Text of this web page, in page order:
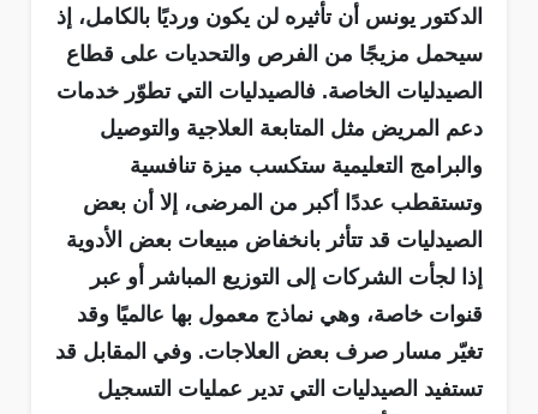
الدكتور يونس أن تأثيره لن يكون ورديًا بالكامل، إذ
سيحمل مزيجًا من الفرص والتحديات على قطاع
الصيدليات الخاصة. فالصيدليات التي تطوّر خدمات
دعم المريض مثل المتابعة العلاجية والتوصيل
والبرامج التعليمية ستكسب ميزة تنافسية
وتستقطب عددًا أكبر من المرضى، إلا أن بعض
الصيدليات قد تتأثر بانخفاض مبيعات بعض الأدوية
إذا لجأت الشركات إلى التوزيع المباشر أو عبر
قنوات خاصة، وهي نماذج معمول بها عالميًا وقد
تغيّر مسار صرف بعض العلاجات. وفي المقابل قد
تستفيد الصيدليات التي تدير عمليات التسجيل